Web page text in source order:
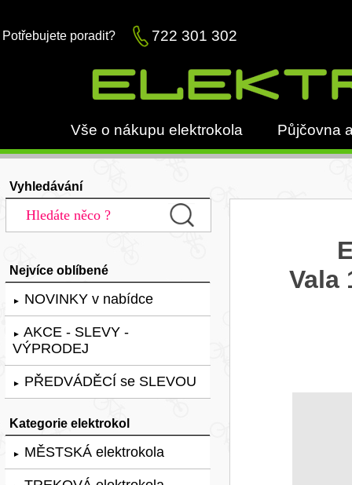
Potřebujete poradit? 722 301 302
Vše o nákupu elektrokola Půjčovna
Vyhledávání
Nejvíce oblíbené
► NOVINKY v nabídce
► AKCE - SLEVY -
VÝPRODEJ
► PŘEDVÁDĚCÍ se SLEVOU
Kategorie elektrokol
► MĚSTSKÁ elektrokola
Vala